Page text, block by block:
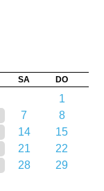
SA DO
1
7
8
14
15
21
22
28
29